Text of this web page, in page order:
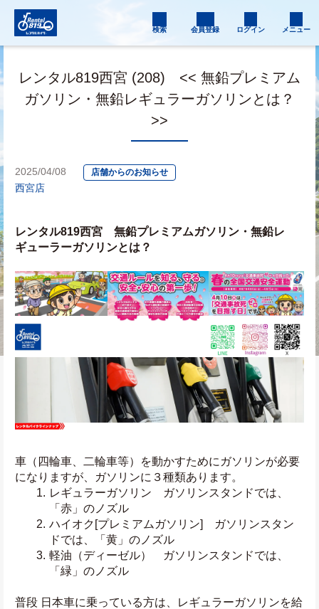
検索 会員登録 ログイン メニュー
レンタル819西宮 (208) << 無鉛プレミアム
ガソリン・無鉛レギュラーガソリンとは？
>>
2025/04/08 店舗からのお知らせ
西宮店
レンタル819西宮　無鉛プレミアムガソリン・無鉛レ
ギューラーガソリンとは？
車（四輪車、二輪車等）を動かすためにガソリンが必要
になりますが、ガソリンに３種類あります。
レギュラーガソリン　ガソリンスタンドでは、
「赤」のノズル
ハイオク[プレミアムガソリン]　ガソリンスタン
ドでは、「黄」のノズル
軽油（ディーゼル）　ガソリンスタンドでは、
「緑」のノズル
普段 日本車に乗っている方は、レギュラーガソリンを給